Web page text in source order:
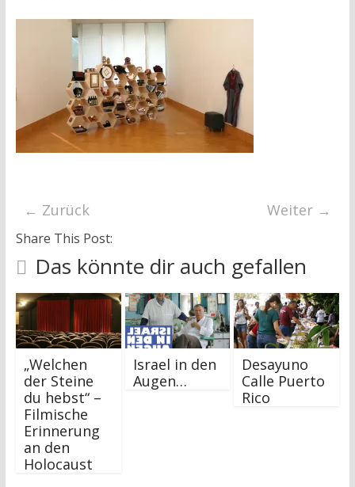
← Zurück Weiter →
Share This Post:
Das könnte dir auch gefallen
„Welchen
der Steine
du hebst“ –
Filmische
Erinnerung
an den
Holocaust
Israel in den
Augen…
Desayuno
Calle Puerto
Rico